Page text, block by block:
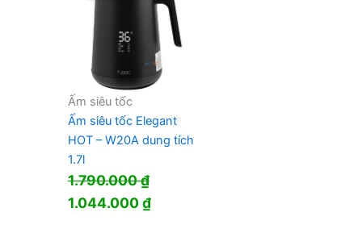
880.000 ₫.
là:
599.000 ₫.
Ấm siêu tốc
Ấm siêu tốc Elegant
HOT – W20A dung tích
1.7l
1.790.000₫
Giá
1.044.000₫Giá